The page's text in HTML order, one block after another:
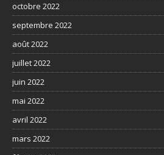
octobre 2022
septembre 2022
août 2022
juillet 2022
juin 2022
mai 2022
avril 2022
mars 2022